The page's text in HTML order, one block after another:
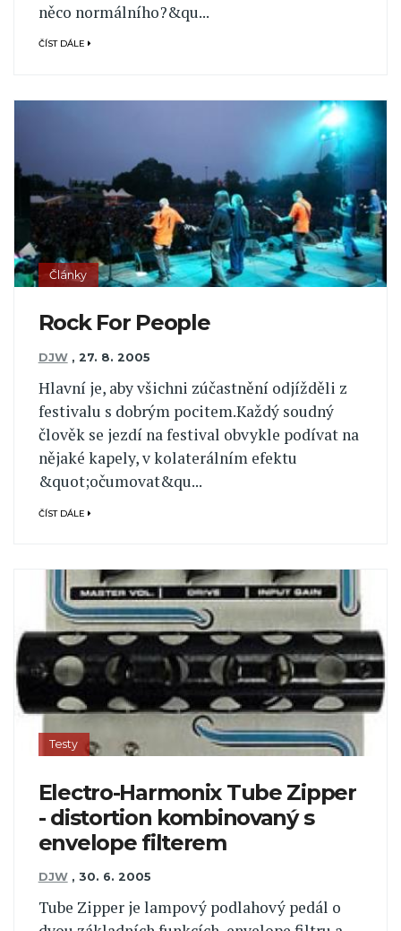
něco normálního?&qu...
ČÍST DÁLE
Články
Rock For People
DJW , 27. 8. 2005
Hlavní je, aby všichni zúčastnění odjížděli z
festivalu s dobrým pocitem.Každý soudný
člověk se jezdí na festival obvykle podívat na
nějaké kapely, v kolaterálním efektu
&quot;očumovat&qu...
ČÍST DÁLE
Testy
Electro-Harmonix Tube Zipper
- distortion kombinovaný s
envelope filterem
DJW , 30. 6. 2005
Tube Zipper je lampový podlahový pedál o